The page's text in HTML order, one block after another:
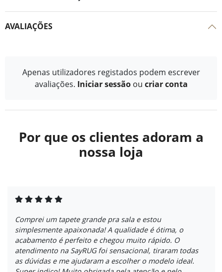
AVALIAÇÕES
Apenas utilizadores registados podem escrever
avaliações. Iniciar sessão ou criar conta
Por que os clientes adoram a
nossa loja
Comprei um tapete grande pra sala e estou
simplesmente apaixonada! A qualidade é ótima, o
acabamento é perfeito e chegou muito rápido. O
atendimento na SayRUG foi sensacional, tiraram todas
as dúvidas e me ajudaram a escolher o modelo ideal.